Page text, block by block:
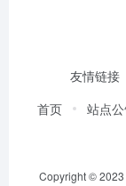
友情链接
首页
站点
Copyright © 2023